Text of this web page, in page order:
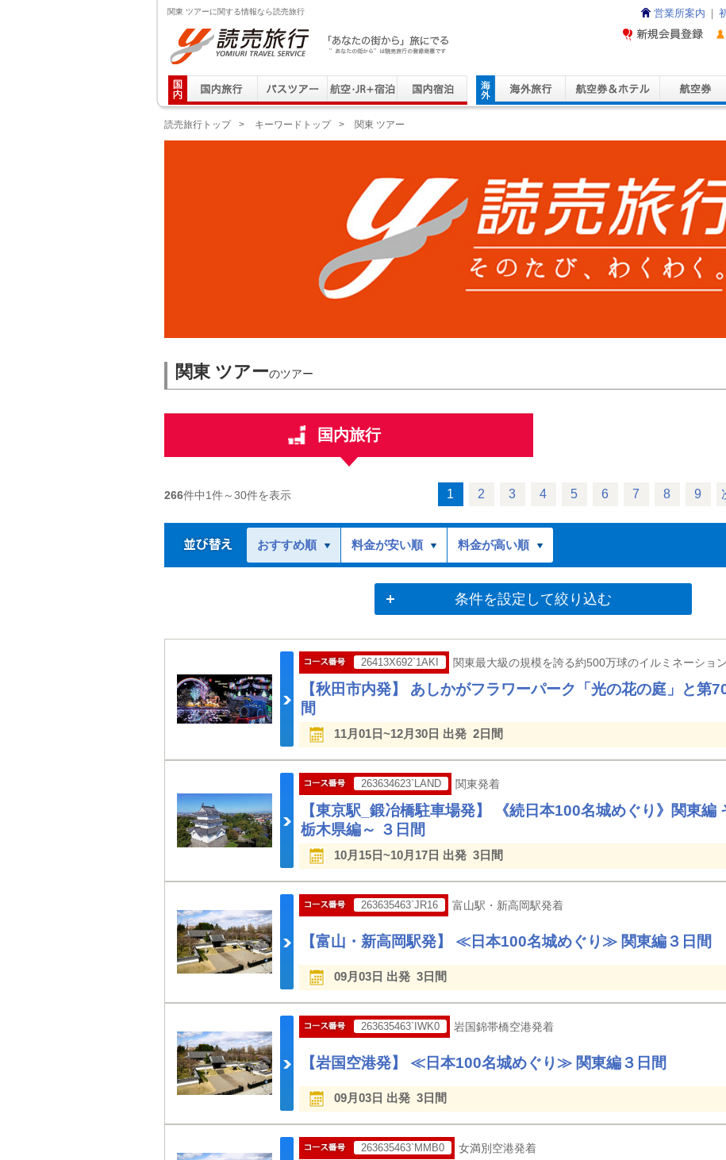
関東 ツアーに関する情報なら読売旅行
読売旅行 「あなたの街から」旅にでる｜Yomiuri Travel Service
営業所案内
読売旅行トップ > キーワードトップ > 関東 ツアー
関東 ツアーのツアー
国内旅行
266件中1件～30件を表示 1 2 3 4 5 6 7 8 9
おすすめ順 料金が安い順 料金が高い順
条件を設定して絞り込む
26413X692`1AKI 関東最大級の規模を誇る約500万球のイルミネーション
【秋田市内発】 あしかがフラワーパーク「光の花の庭」と第
間
11月01日~12月30日 出発 2日間
263634623`LAND 関東発着
【東京駅_鍛冶橋駐車場発】 《続日本100名城めぐり》関東編
栃木県編～ ３日間
10月15日~10月17日 出発 3日間
263635463`JR16 富山駅・新高岡駅発着
【富山・新高岡駅発】 ≪日本100名城めぐり≫ 関東編３日間
09月03日 出発 3日間
263635463`IWK0 岩国錦帯橋空港発着
【岩国空港発】 ≪日本100名城めぐり≫ 関東編３日間
09月03日 出発 3日間
263635463`MMB0 女満別空港発着